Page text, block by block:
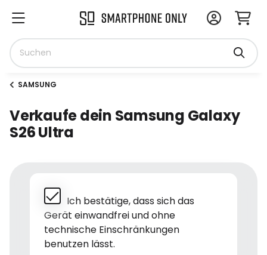
SAMSUNG
Verkaufe dein Samsung Galaxy
S26 Ultra
Ich bestätige, dass sich das
Gerät einwandfrei und ohne
technische Einschränkungen
benutzen lässt.